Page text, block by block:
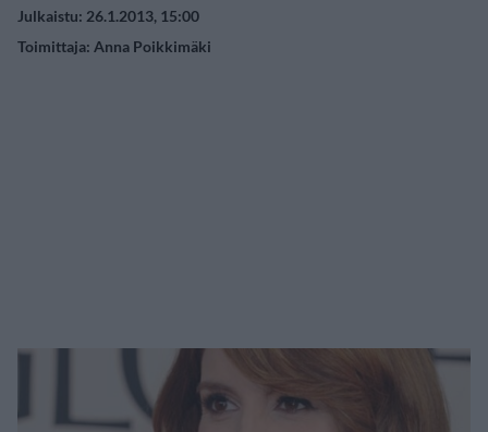
Julkaistu: 26.1.2013, 15:00
Toimittaja: Anna Poikkimäki